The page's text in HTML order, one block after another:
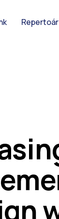
Repertoár